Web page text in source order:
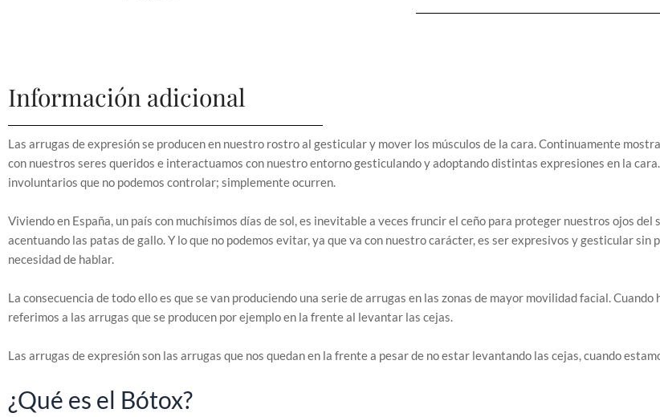
Información adicional
Las arrugas de expresión se producen en nuestro rostro al gesticular y mover los músculos de la cara. Continuamente
con nuestros seres queridos e interactuamos con nuestro entorno gesticulando y adoptando distintas expresiones en la
involuntarios que no podemos controlar; simplemente ocurren.
Viviendo en España, un país con muchísimos días de sol, es inevitable a veces fruncir el ceño para proteger nuestros ojos del
acentuando las patas de gallo. Y lo que no podemos evitar, ya que va con nuestro carácter, es ser expresivos y gesticular
necesidad de hablar.
La consecuencia de todo ello es que se van produciendo una serie de arrugas en las zonas de mayor movilidad facial.
referimos a las arrugas que se producen por ejemplo en la frente al levantar las cejas.
Las arrugas de expresión son las arrugas que nos quedan en la frente a pesar de no estar levantando las cejas, cuando
¿Qué es el Bótox?